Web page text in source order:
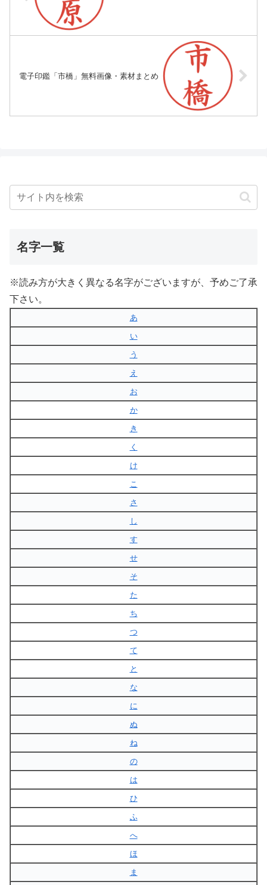
電子印鑑「市橋」無料画像・素材まとめ
名字一覧
※読み方が大きく異なる名字がございますが、予めご了承
下さい。
あ
い
う
え
お
か
き
く
け
こ
さ
し
す
せ
そ
た
ち
つ
て
と
な
に
ぬ
ね
の
は
ひ
ふ
へ
ほ
ま